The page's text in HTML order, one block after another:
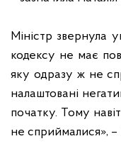
Міністр звернула
кодексу не має
яку одразу ж не
налаштовані
початку. Тому
не сприймалися», –